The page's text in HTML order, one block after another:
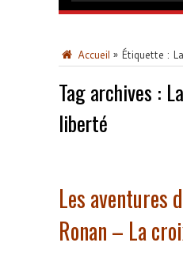
Accueil » Étiquette :
Tag archives :
liberté
Les aventures
Ronan – La